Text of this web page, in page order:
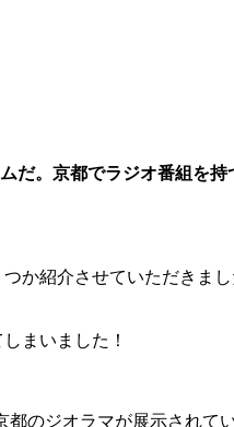
だ。京都でラジオ番組を
か紹介させていただきまし
まいました！
のジオラマが展示されてい